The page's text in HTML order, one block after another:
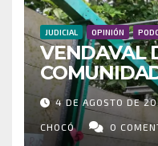
JUDICIAL OPINIÓN
VENDAVAL
RIOSUCIO:
VIVIENDAS
ENTRE LOS
4 DE AGOSTO DE
CHOCÓ 0